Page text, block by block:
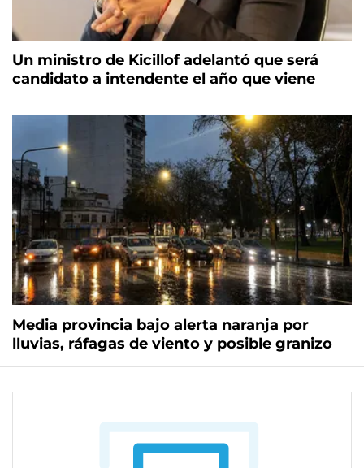
Un ministro de Kicillof adelantó que será
candidato a intendente el año que viene
Media provincia bajo alerta naranja por
lluvias, ráfagas de viento y posible granizo